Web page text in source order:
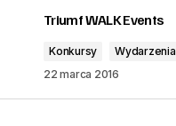
Triumf WALK Events
Konkursy
Wydarzenia
22 marca 2016